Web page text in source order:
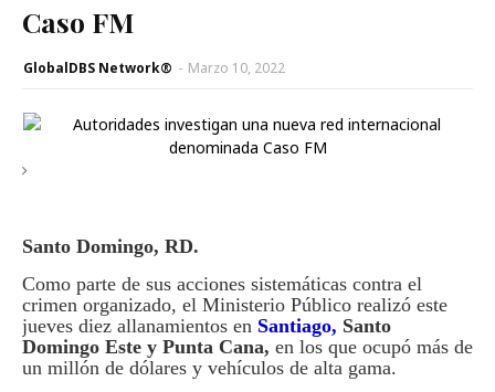
Caso FM
GlobalDBS Network® - Marzo 10, 2022
Santo Domingo, RD.
Como parte de sus acciones sistemáticas contra el
crimen organizado, el Ministerio Público realizó este
jueves diez allanamientos en Santiago, Santo
Domingo Este y Punta Cana, en los que ocupó más de
un millón de dólares y vehículos de alta gama.